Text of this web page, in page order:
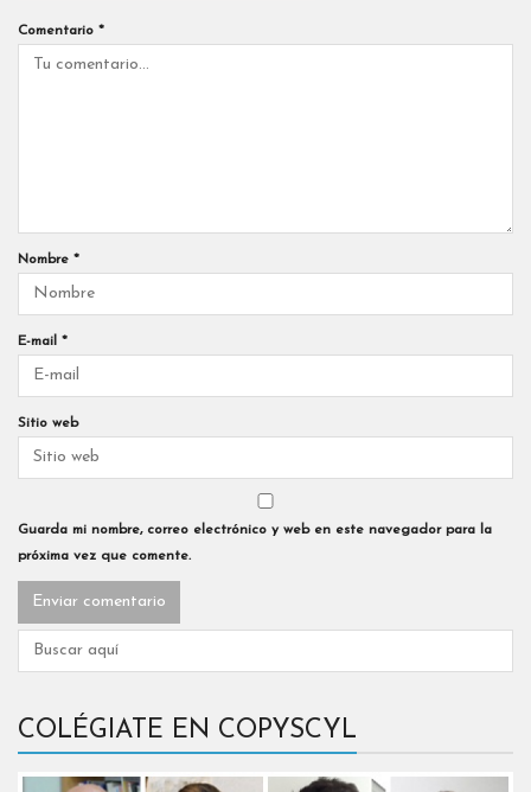
Comentario *
Nombre *
E-mail *
Sitio web
Guarda mi nombre, correo electrónico y web en este navegador para la
próxima vez que comente.
COLÉGIATE EN COPYSCYL